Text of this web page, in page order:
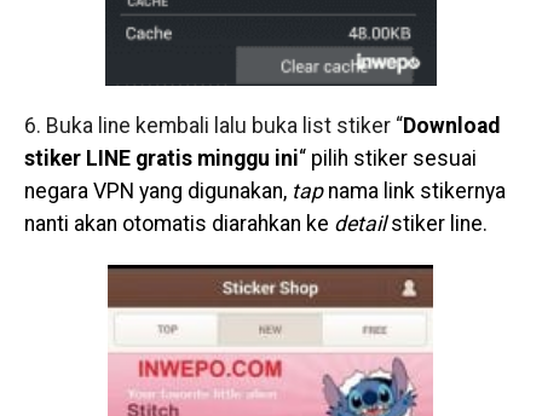
6. Buka line kembali lalu buka list stiker “Download
stiker LINE gratis minggu ini“ pilih stiker sesuai
negara VPN yang digunakan, tapnama link stikernya
nanti akan otomatis diarahkan ke detailstiker line.